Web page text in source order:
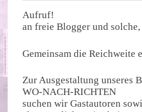
Aufruf!
an freie Blogger und
Gemeinsam die Reichweite
Zur Ausgestaltung unseres
WO-NACH-RICHTEN
suchen wir Gastautoren